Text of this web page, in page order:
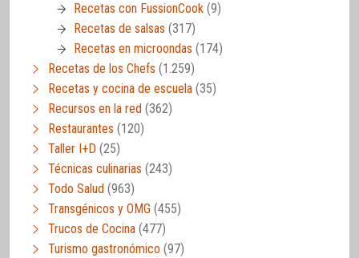
Recetas con FussionCook (9)
Recetas de salsas (317)
Recetas en microondas (174)
Recetas de los Chefs (1.259)
Recetas y cocina de escuela (35)
Recursos en la red (362)
Restaurantes (120)
Taller I+D (25)
Técnicas culinarias (243)
Todo Salud (963)
Transgénicos y OMG (455)
Trucos de Cocina (477)
Turismo gastronómico (97)